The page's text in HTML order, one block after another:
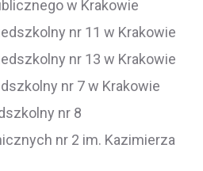
w Krakowie
nr 11 w Krakowie
nr 13 w Krakowie
nr 7 w Krakowie
nr 8
nr 2 im. Kazimierza